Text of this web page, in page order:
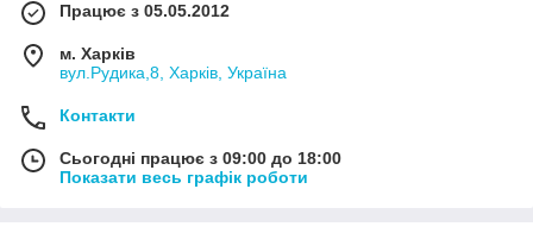
Працює з 05.05.2012
м. Харків
вул.Рудика,8, Харків, Україна
Контакти
Сьогодні працює з 09:00 до 18:00
Показати весь графік роботи